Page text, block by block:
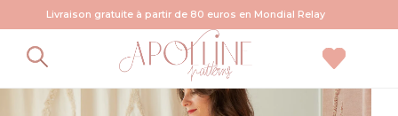
Livraison gratuite à partir de 80 euros en Mondial Relay